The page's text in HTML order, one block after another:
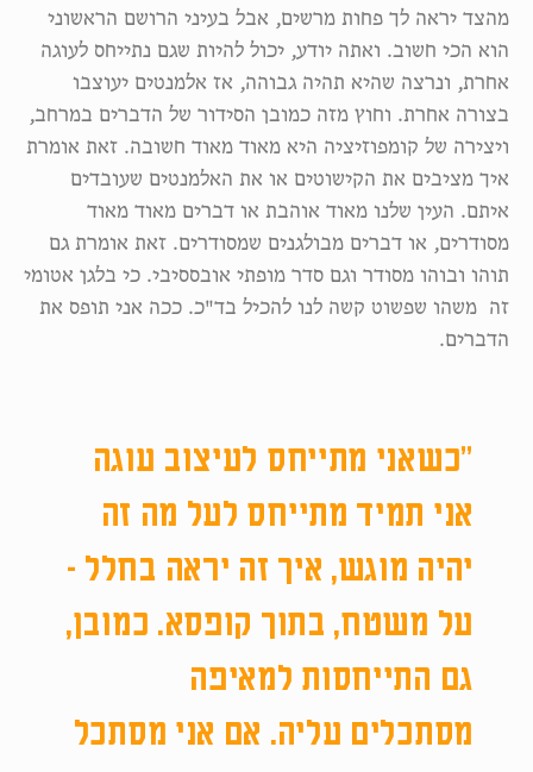
מהצד יראה לך פחות מרשים, אבל בעיני הרושם הראשוני
הוא הכי חשוב. ואתה יודע, יכול להיות שגם נתייחס לעוגה
אחרת, ונרצה שהיא תהיה גבוהה, אז אלמנטים יעוצבו
בצורה אחרת. וחוץ מזה כמובן הסידור של הדברים במרחב,
ויצירה של קומפוזיציה היא מאוד מאוד חשובה. זאת אומרת
איך מציבים את הקישוטים או את האלמנטים שעובדים
איתם. העין שלנו מאוד אוהבת או דברים מאוד מאוד
מסודרים, או דברים מבולגנים שמסודרים. זאת אומרת גם
תוהו ובוהו מסודר וגם סדר מופתי אובססיבי. כי בלגן אטומי
זה משהו שפשוט קשה לנו להכיל בד"כ. ככה אני תופס את
הדברים.
״כשאני מתייחס לעיצוב עוגה
אני תמיד מתייחס לעל מה זה
יהיה מוגש, איך זה יראה בחלל -
על משטח, בתוך קופסא. כמובן,
גם התייחסות למאיפה
מסתכלים עליה. אם אני מסתכל